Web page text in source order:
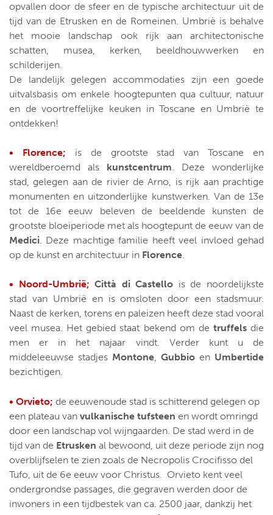
opvallen door de sfeer en de typische architectuur uit de
tijd van de Etrusken en de Romeinen. Umbrië is behalve
het mooie landschap ook rijk aan architectonische
schatten, musea, kerken, beeldhouwwerken en
schilderijen.
De landelijk gelegen accommodaties zijn een goede
uitvalsbasis om enkele hoogtepunten qua cultuur, natuur
en de voortreffelijke keuken in Toscane en Umbrië te
ontdekken!
• Florence; is de grootste stad van Toscane en
wereldberoemd als kunstcentrum. Deze wonderlijke
stad, gelegen aan de rivier de Arno, is rijk aan prachtige
monumenten en uitzonderlijke kunstwerken. Van de 13e
tot de 16e eeuw beleven de beeldende kunsten de
grootste bloeiperiode met als hoogtepunt de eeuw van de
Medici. Deze machtige familie heeft veel invloed gehad
op de kunst en architectuur in Florence.
• Noord-Umbrië; Città di Castello is de noordelijkste
stad van Umbrië en is omsloten door een stadsmuur.
Naast de kerken, torens en paleizen heeft deze stad vooral
veel musea. Het gebied staat bekend om de truffelsdie
men er in het najaar vindt. Verder kunt u de
middeleeuwse stadjes Montone, Gubbio en Umbertide
bezichtigen.
• Orvieto; de eeuwenoude stad is schitterend gelegen op
een plateau van vulkanische tufsteen en wordt omringd
door een landschap vol wijngaarden. De stad werd in de
tijd van de Etrusken al bewoond, uit deze periode zijn nog
overblijfselen te zien zoals de Necropolis Crocifisso del
Tufo, uit de 6e eeuw voor Christus. Orvieto kent veel
ondergrondse passages, die gegraven werden door de
inwoners in een tijdbestek van ca. 2500 jaar, dankzij het